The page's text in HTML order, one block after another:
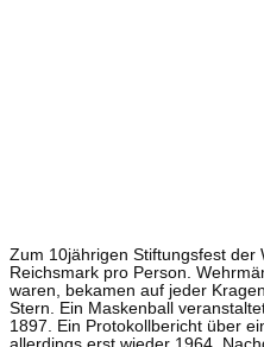
Zum 10jährigen Stiftungsfest der
Reichsmark pro Person.
waren, bekamen auf jeder
Stern. Ein Maskenball
1897. Ein Protokollbericht über